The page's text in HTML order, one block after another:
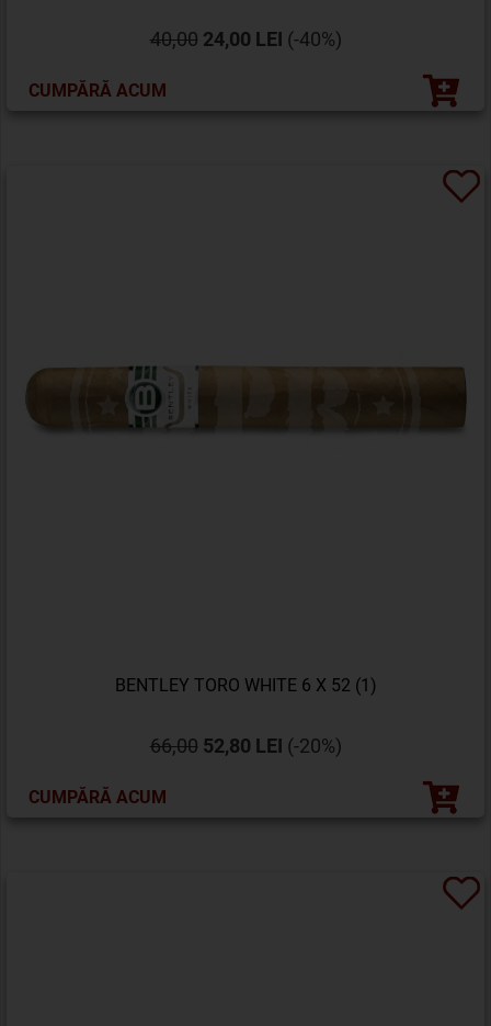
40,00 24,00 LEI (-40%)
CUMPĂRĂ ACUM
BENTLEY TORO WHITE 6 X 52 (1)
66,00 52,80 LEI (-20%)
CUMPĂRĂ ACUM